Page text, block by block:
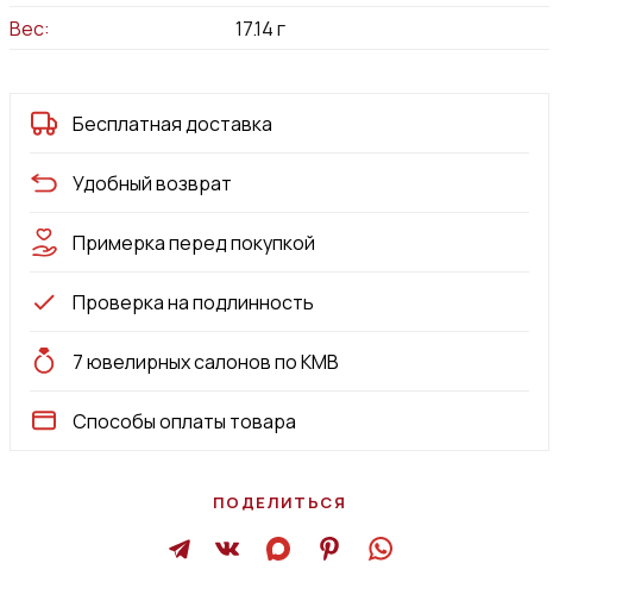
Вес:
17.14г
Бесплатная доставка
Удобный возврат
Примерка перед покупкой
Проверка на подлинность
7 ювелирных салонов по КМВ
Способы оплаты товара
ПОДЕЛИТЬСЯ